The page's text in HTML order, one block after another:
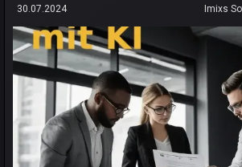
30.07.2024 Imixs